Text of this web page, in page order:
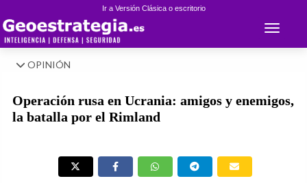
Ir a Versión Clásica o escritorio
Toggle
OPINIÓN
Operación rusa en Ucrania: amigos y enemigos,
la batalla por el Rimland